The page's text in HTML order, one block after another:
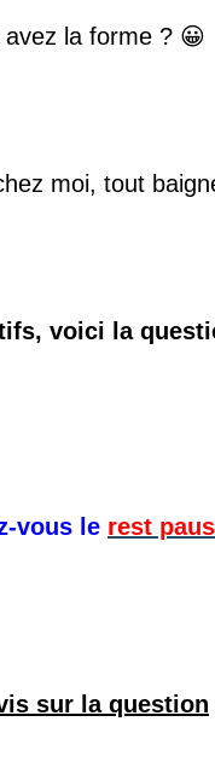
avez la forme ? 😀
moi, tout
voici la
vous le rest
sur la question